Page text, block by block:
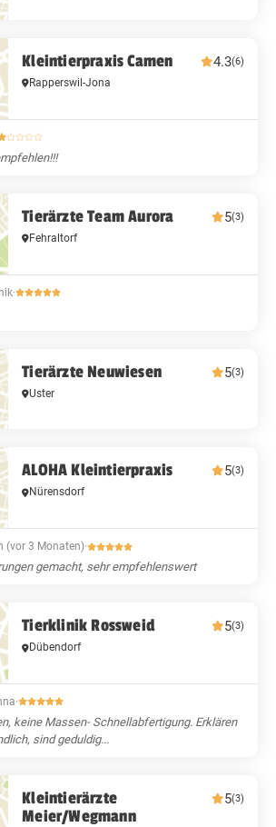
Kleintierpraxis Camen 4.3(6)
Rapperswil-Jona
Tierärzte Team Aurora 5(3)
Fehraltorf
·
Tierärzte Neuwiesen 5(3)
Uster
ALOHA Kleintierpraxis 5(3)
Nürensdorf
(vor 3 Monaten)·
gemacht, sehr empfehlenswert
Tierklinik Rossweid 5(3)
Dübendorf
·
keine Massen- Schnellabfertigung. Erklären
sind geduldig...
Kleintierärzte
Meier/Wegmann
5(3)